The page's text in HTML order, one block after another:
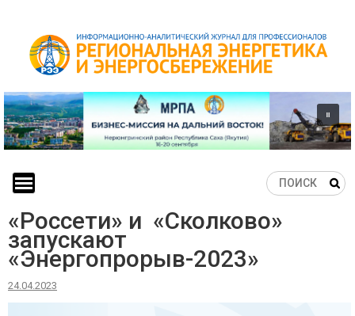
content
«Россети» и «Сколково»
запускают
«Энергопрорыв-2023»
24.04.2023